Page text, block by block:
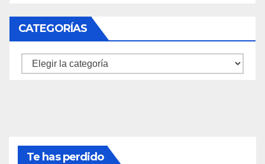
CATEGORÍAS
Categorías
Te has perdido